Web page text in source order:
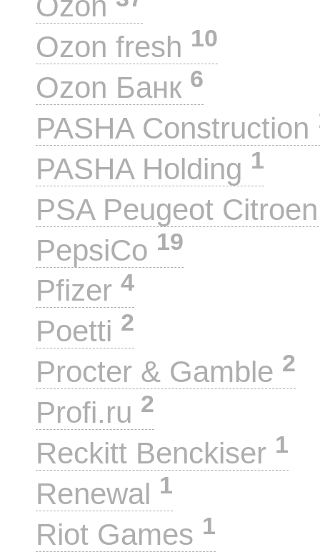
Ozon fresh 10
Ozon Банк 6
PASHA Construction
PASHA Holding 1
PSA Peugeot
PepsiCo 19
Pfizer 4
Poetti 2
Procter & Gamble 2
Profi.ru 2
Reckitt Benckiser 1
Renewal 1
Riot Games 1